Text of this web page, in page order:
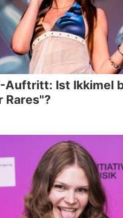
Auftritt: Ist Ikkimel
Rares"?